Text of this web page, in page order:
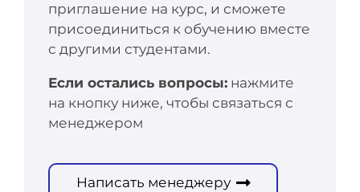
приглашение на курс, и сможете
присоединиться к обучению вместе
с другими студентами.
Если остались вопросы: нажмите
на кнопку ниже, чтобы связаться с
менеджером
Написать менеджеру